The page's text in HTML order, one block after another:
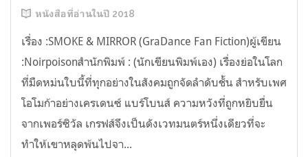
หนังสือที่อ่านในปี 2018
เรื่อง :SMOKE & MIRROR (GraDance Fan Fiction)ผู้เขียน
:Noirpoisonสำนักพิมพ์ : (นักเขียนพิมพ์เอง) เรื่องย่อในโลก
ที่มืดหม่นใบนี้ที่ทุกอย่างในสังคมถูกจัดลำดับชั้น สำหรับเพศ
โอโมก้าอย่างเครเดนซ์ แบร์โบนส์ ความหวังที่ถูกหยิบยื่น
จากเพอร์ซิวัล เกรฟส์จึงเป็นดังเวทมนตร์หนึ่งเดียวที่จะ
ทำให้เขาหลุดพ้นไปจา...